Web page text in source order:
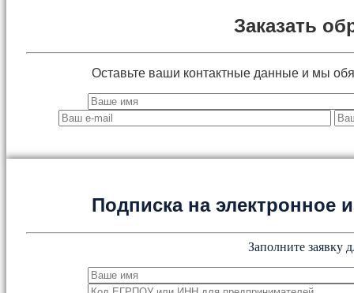
Заказать
Оставьте ваши контактные данные и мы
Подписка на электронное
Заполните заявку